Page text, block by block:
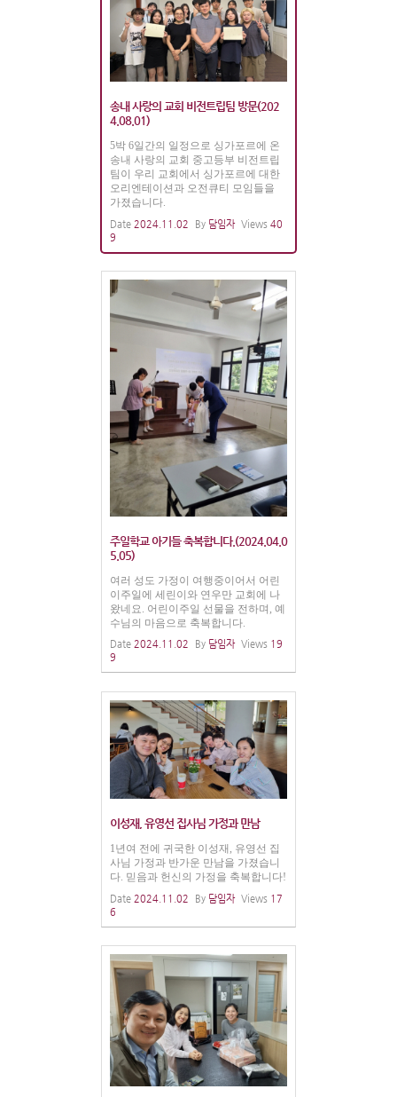
송내 사랑의 교회 비전트립팀 방문(202
4.08.01)
5박 6일간의 일정으로 싱가포르에 온
송내 사랑의 교회 중고등부 비전트립
팀이 우리 교회에서 싱가포르에 대한
오리엔테이션과 오전큐티 모임들을
가졌습니다.
Date 2024.11.02 By 담임자 Views 40
9
주일학교 아기들 축복합니다.(2024.04.0
5.05)
여러 성도 가정이 여행중이어서 어린
이주일에 세린이와 연우만 교회에 나
왔네요. 어린이주일 선물을 전하며, 예
수님의 마음으로 축복합니다.
Date 2024.11.02 By 담임자 Views 19
9
이성재, 유영선 집사님 가정과 만남
1년여 전에 귀국한 이성재, 유영선 집
사님 가정과 반가운 만남을 가졌습니
다. 믿음과 헌신의 가정을 축복합니다!
Date 2024.11.02 By 담임자 Views 17
6